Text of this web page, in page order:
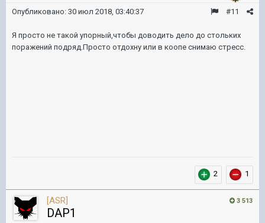
#11
Опубликовано: 30 июл 2018, 03:40:37
Я просто не такой упорный,чтобы доводить дело до стольких
поражений подряд.Просто отдохну или в коопе снимаю стресс.
2 1
3 513
[ASR]
DAP1